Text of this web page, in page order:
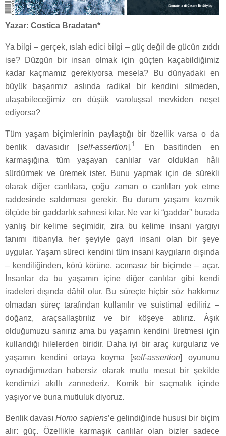
Yazar: Costica Bradatan*
Ya bilgi – gerçek, ıslah edici bilgi – güç değil de gücün zıddı
ise? Düzgün bir insan olmak için güçten kaçabildiğimiz
kadar kaçmamız gerekiyorsa mesela? Bu dünyadaki en
büyük başarımız aslında radikal bir kendini silmeden,
ulaşabileceğimiz en düşük varoluşsal mevkiden neşet
ediyorsa?
Tüm yaşam biçimlerinin paylaştığı bir özellik varsa o da
benlik davasıdır [self-assertion].1 En basitinden en
karmaşığına tüm yaşayan canlılar var oldukları hâli
sürdürmek ve üremek ister. Bunu yapmak için de sürekli
olarak diğer canlılara, çoğu zaman o canlıları yok etme
raddesinde saldırması gerekir. Bu durum yaşamı kozmik
ölçüde bir gaddarlık sahnesi kılar. Ne var ki “gaddar” burada
yanlış bir kelime seçimidir, zira bu kelime insani yargıyı
tanımı itibarıyla her şeyiyle gayri insani olan bir şeye
uygular. Yaşam süreci kendini tüm insani kaygıların dışında
– kendiliğinden, körü körüne, acımasız bir biçimde – açar.
İnsanlar da bu yaşamın içine diğer canlılar gibi kendi
iradeleri dışında dâhil olur. Bu süreçte hiçbir söz hakkımız
olmadan süreç tarafından kullanılır ve suistimal ediliriz –
doğarız, araçsallaştırılız ve bir köşeye atılırız. Âşık
olduğumuzu sanırız ama bu yaşamın kendini üretmesi için
kullandığı hilelerden biridir. Daha iyi bir araç kurgularız ve
yaşamın kendini ortaya koyma [self-assertion] oyununu
oynadığımızdan habersiz olarak mutlu mesut bir şekilde
kendimizi akıllı zannederiz. Komik bir saçmalık içinde
yaşıyor ve buna mutluluk diyoruz.
Benlik davasıHomo sapiens’e gelindiğinde hususi bir biçim
alır: güç. Özellikle karmaşık canlılar olan bizler sadece